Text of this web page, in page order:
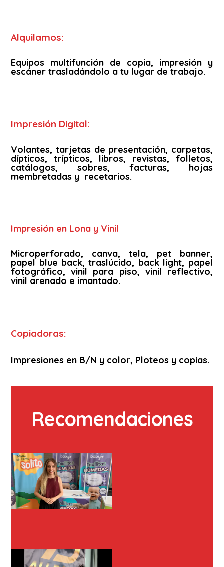
Alquilamos:
Equipos multifunción de copia, impresión y
escáner trasladándolo a tu lugar de trabajo.
Impresión Digital:
Volantes, tarjetas de presentación, carpetas,
dípticos, trípticos, libros, revistas, folletos,
catálogos, sobres, facturas, hojas
membretadas y recetarios.
Impresión en Lona y Vinil
Microperforado, canva, tela, pet banner,
papel blue back, traslúcido, back light, papel
fotográfico, vinil para piso, vinil reflectivo,
vinil arenado e imantado.
Copiadoras:
Impresiones en B/N y color, Ploteos y copias.
Recomendaciones